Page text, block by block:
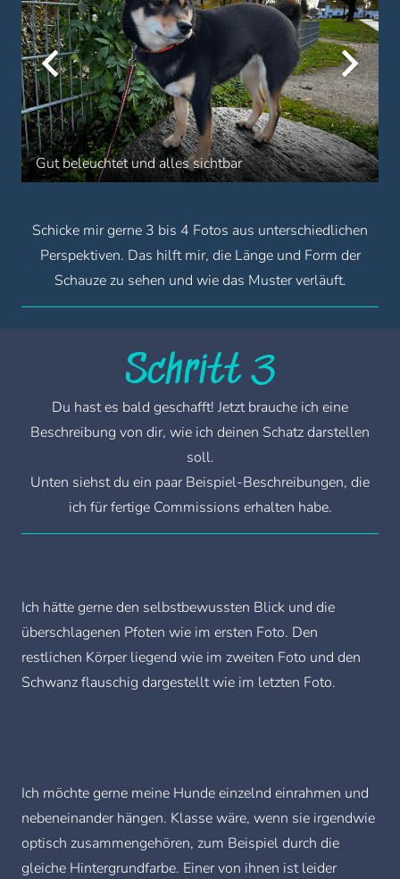
Gut beleuchtet und alles sichtbar
Schicke mir gerne 3 bis 4 Fotos aus unterschiedlichen
Perspektiven. Das hilft mir, die Länge und Form der
Schauze zu sehen und wie das Muster verläuft.
Schritt 3
Du hast es bald geschafft! Jetzt brauche ich eine
Beschreibung von dir, wie ich deinen Schatz darstellen
soll.
Unten siehst du ein paar Beispiel-Beschreibungen, die
ich für fertige Commissions erhalten habe.
Ich hätte gerne den selbstbewussten Blick und die
überschlagenen Pfoten wie im ersten Foto. Den
restlichen Körper liegend wie im zweiten Foto und den
Schwanz flauschig dargestellt wie im letzten Foto.
Ich möchte gerne meine Hunde einzelnd einrahmen und
nebeneinander hängen. Klasse wäre, wenn sie irgendwie
optisch zusammengehören, zum Beispiel durch die
gleiche Hintergrundfarbe. Einer von ihnen ist leider